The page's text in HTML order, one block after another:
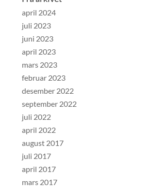
april 2024
juli 2023
juni 2023
april 2023
mars 2023
februar 2023
desember 2022
september 2022
juli 2022
april 2022
august 2017
juli 2017
april 2017
mars 2017